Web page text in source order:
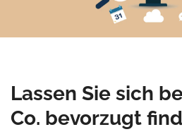
Lassen Sie sich
Co. bevorzugt